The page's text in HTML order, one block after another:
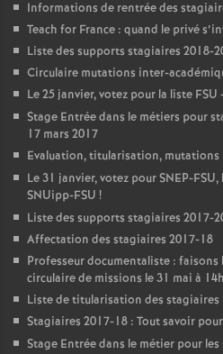
Informations de rentrée des
Teach for France : quand le privé
Liste des supports stagiaires 2018-
Circulaire mutations inter-
Le 25 janvier, votez pour la liste FSU
Stage Entrée dans le métiers pour
17 mars 2017
Evaluation, titularisation,
Le 31 janvier, votez pourSNEP-FSU,
SNUipp-FSU !
Liste des supports stagiaires 2017-
Affectation des stagiaires 2017-18
Professeur documentaliste :
circulaire de missions le 31 mai à
Liste de titularisation des stagiaires
Stagiaires 2017-18 : Tout savoir
Stage Entrée dans le métier pour